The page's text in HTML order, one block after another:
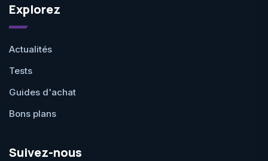
Explorez
Actualités
Tests
Guides d'achat
Bons plans
Suivez-nous